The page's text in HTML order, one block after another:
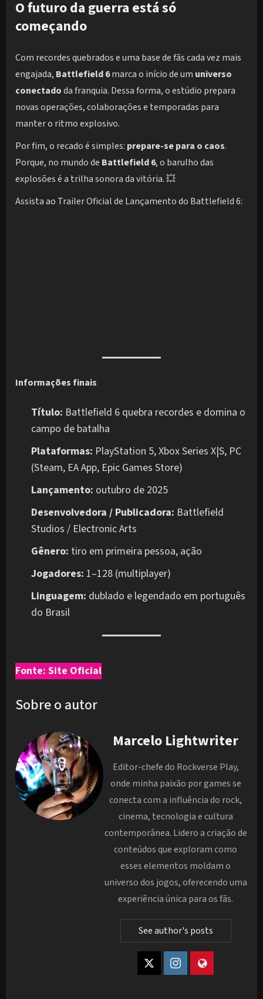
O futuro da guerra está só
começando
Com recordes quebrados e uma base de fãs cada vez mais
engajada, Battlefield 6marca o início de um universo
conectadoda franquia. Dessa forma, o estúdio prepara
novas operações, colaborações e temporadas para
manter o ritmo explosivo.
Por fim, o recado é simples: prepare-se para o caos.
Porque, no mundo de Battlefield 6, o barulho das
explosões é a trilha sonora da vitória. 💥
Assista ao Trailer Oficial de Lançamento do Battlefield 6:
Informações finais
Título: Battlefield 6 quebra recordes e domina o
campo de batalha
Plataformas: PlayStation 5, Xbox Series X|S, PC
(Steam, EA App, Epic Games Store)
Lançamento: outubro de 2025
Desenvolvedora / Publicadora: Battlefield
Studios / Electronic Arts
Gênero: tiro em primeira pessoa, ação
Jogadores: 1–128 (multiplayer)
Linguagem: dublado e legendado em português
do Brasil
Fonte: Site Oficial
Sobre o autor
Marcelo Lightwriter
Editor-chefe do Rockverse Play,
onde minha paixão por games se
conecta com a influência do rock,
cinema, tecnologia e cultura
contemporânea. Lidero a criação de
conteúdos que exploram como
esses elementos moldam o
universo dos jogos, oferecendo uma
experiência única para os fãs.
See author's posts